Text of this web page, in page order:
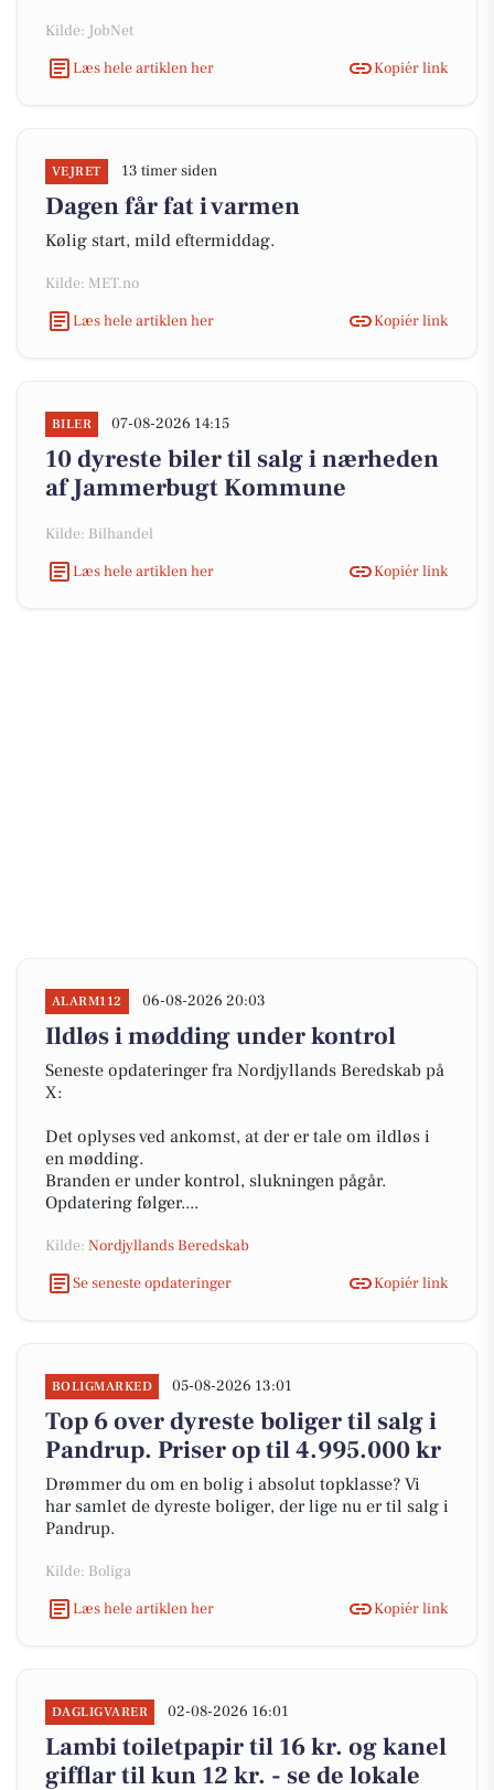
Kilde: JobNet
Læs hele artiklen her
Kopiér link
VEJRET 13 timer siden
Dagen får fat i varmen
Kølig start, mild eftermiddag.
Kilde: MET.no
Læs hele artiklen her
Kopiér link
BILER 07-08-2026 14:15
10 dyreste biler til salg i nærheden
af Jammerbugt Kommune
Kilde: Bilhandel
Læs hele artiklen her
Kopiér link
ALARM112 06-08-2026 20:03
Ildløs i mødding under kontrol
Seneste opdateringer fra Nordjyllands Beredskab på
X:
Det oplyses ved ankomst, at der er tale om ildløs i
en mødding.
Branden er under kontrol, slukningen pågår.
Opdatering følger....
Kilde: Nordjyllands Beredskab
Se seneste opdateringer
Kopiér link
BOLIGMARKED 05-08-2026 13:01
Top 6 over dyreste boliger til salg i
Pandrup. Priser op til 4.995.000 kr
Drømmer du om en bolig i absolut topklasse? Vi
har samlet de dyreste boliger, der lige nu er til salg i
Pandrup.
Kilde: Boliga
Læs hele artiklen her
Kopiér link
DAGLIGVARER 02-08-2026 16:01
Lambi toiletpapir til 16 kr. og kanel
gifflar til kun 12 kr. - se de lokale